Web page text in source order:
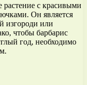
с красивыми
Он является
изгороди или
чтобы барбарис
год, необходимо